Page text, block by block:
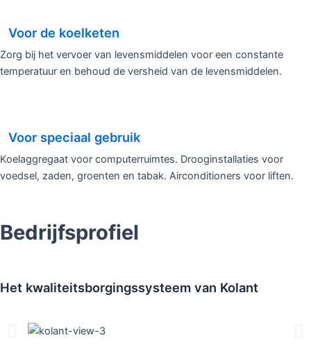
Voor de koelketen
Zorg bij het vervoer van levensmiddelen voor een constante
temperatuur en behoud de versheid van de levensmiddelen.
Voor speciaal gebruik
Koelaggregaat voor computerruimtes. Drooginstallaties voor
voedsel, zaden, groenten en tabak. Airconditioners voor liften.
Bedrijfsprofiel
Het kwaliteitsborgingssysteem van Kolant